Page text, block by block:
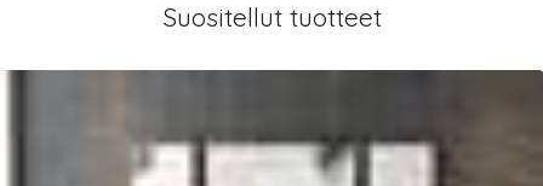
Suositellut tuotteet